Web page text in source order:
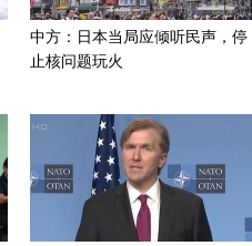
中方：日本当局应倾听民声，停
止核问题玩火